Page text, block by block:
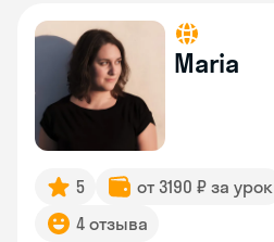
Maria
5 от 3190 ₽ за урок
4 отзыва